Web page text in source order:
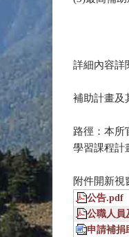
詳細內容詳
補助計畫及
路徑：本
學習課程計
附件開新視
公告.pdf
公職人員
申請補捐